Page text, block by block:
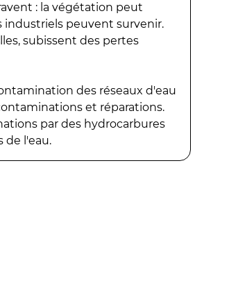
: la végétation peut
industriels peuvent survenir.
subissent des pertes
des réseaux d'eau
et réparations.
par des hydrocarbures
de l'eau.